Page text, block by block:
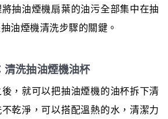
抽油煙機扇葉的油污全部集中在抽
油煙機清洗步驟的關鍵。
清洗抽油煙機油杯
，就可以把抽油煙機的油杯拆下清
乾淨，可以搭配溫熱的水，清潔力